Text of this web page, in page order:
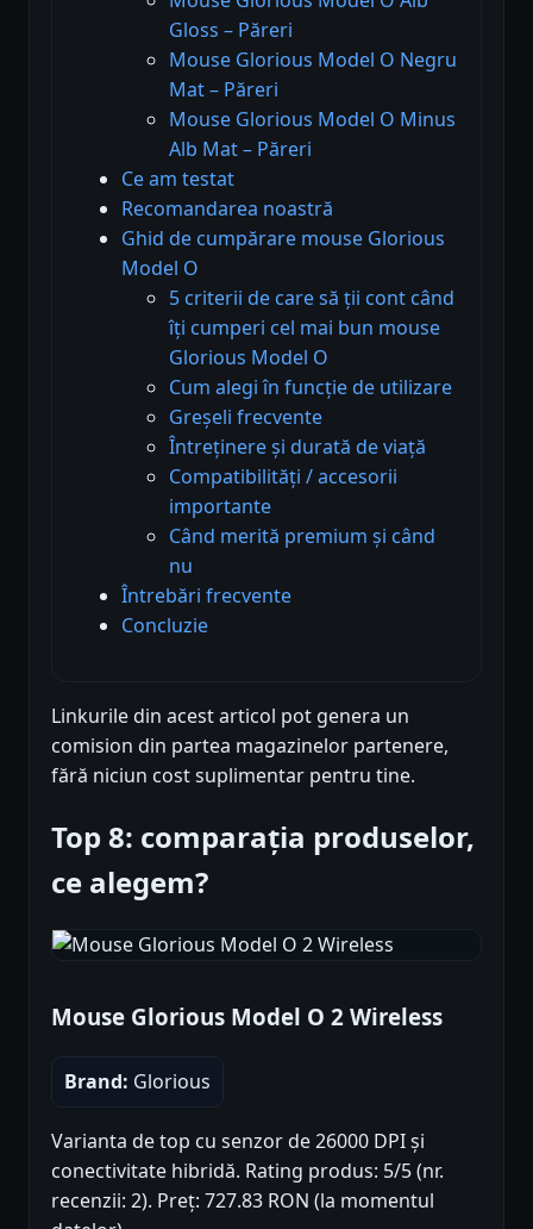
Gloss – Păreri
Mouse Glorious Model O Negru
Mat – Păreri
Mouse Glorious Model O Minus
Alb Mat – Păreri
Ce am testat
Recomandarea noastră
Ghid de cumpărare mouse Glorious
Model O
5 criterii de care să ții cont când
îți cumperi cel mai bun mouse
Glorious Model O
Cum alegi în funcție de utilizare
Greșeli frecvente
Întreținere și durată de viață
Compatibilități / accesorii
importante
Când merită premium și când
nu
Întrebări frecvente
Concluzie
Linkurile din acest articol pot genera un
comision din partea magazinelor partenere,
fără niciun cost suplimentar pentru tine.
Top 8: comparația produselor,
ce alegem?
Mouse Glorious Model O 2 Wireless
Brand: Glorious
Varianta de top cu senzor de 26000 DPI și
conectivitate hibridă. Rating produs: 5/5 (nr.
recenzii: 2). Preț: 727.83 RON (la momentul